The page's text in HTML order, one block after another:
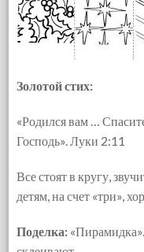
Золотой стих:
«Родился вам …
Господь». Луки 2:11
Все стоят в кругу,
детям, на счет «три»,
Поделка: